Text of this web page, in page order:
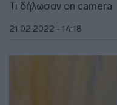
Τι δήλωσαν on camera
21.02.2022 - 14:18